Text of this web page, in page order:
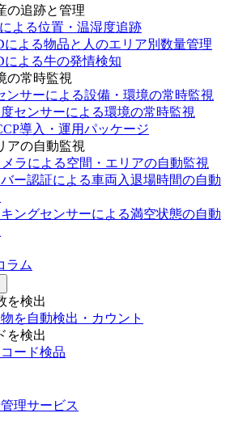
の追跡と管理
よる位置・温湿度追跡
による物品と人のエリア別数量管理
による牛の発情検知
の常時監視
ンサーによる設備・環境の常時監視
センサーによる環境の常時監視
導入・運用パッケージ
アの自動監視
ラによる空間・エリアの自動監視
ー認証による車両入退場時間の自動
ングセンサーによる満空状態の自動
ラム
を検出
を自動検出・カウント
を検出
ード検品
理サービス